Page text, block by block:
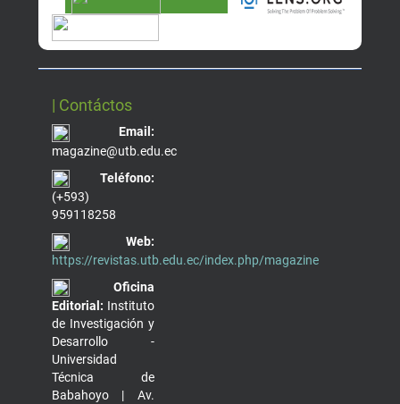
| Contáctos
Email:
magazine@utb.edu.ec
Teléfono:
(+593)
959118258
Web:
https://revistas.utb.edu.ec/index.php/magazine
Oficina
Editorial: Instituto
de Investigación y
Desarrollo -
Universidad
Técnica de
Babahoyo | Av.